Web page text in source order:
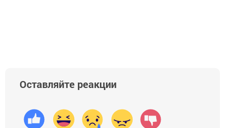
Оставляйте реакции